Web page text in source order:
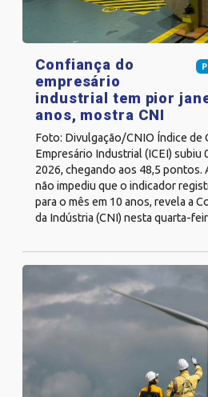
Confiança do
empresário
industrial tem pior
anos, mostra CNI
Foto: Divulgação/CNIO Índice de
Empresário Industrial (ICEI) subiu
2026, chegando aos 48,5 pontos.
não impediu que o indicador
para o mês em 10 anos, revela a
da Indústria (CNI) nesta quarta-